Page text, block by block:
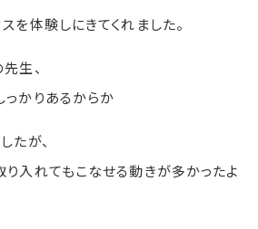
を体験しにきてくれました。
生、
かりあるからか
たが、
入れてもこなせる動きが多かったよ